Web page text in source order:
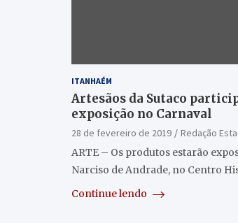
ITANHAÉM
Artesãos da Sutaco
exposição no Carnaval
28 de fevereiro de 2019
Redação
ARTE – Os produtos estarão
Narciso de Andrade, no Centro
Continue lendo